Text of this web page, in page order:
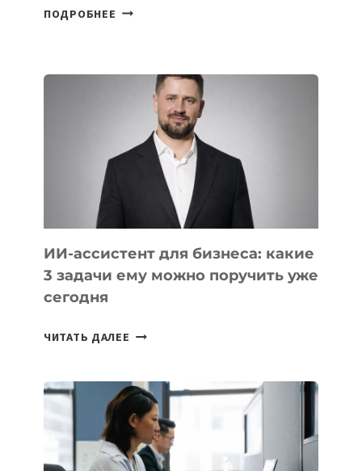
ПОДРОБНЕЕ КАЗАХСТАНСКИЙ
ВТОРОЕ
МЕСТО
НА
МЕЖДУНАРОДНОЙ
ОЛИМПИАДЕ
ИИ
ИИ-ассистент для бизнеса: какие
3 задачи ему можно поручить уже
сегодня
ЧИТАТЬ ДАЛЕЕ ИИ-
БИЗНЕСА:
КАКИЕ
3
ЗАДАЧИ